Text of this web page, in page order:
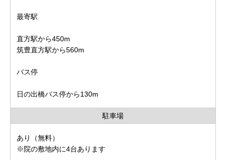
最寄駅
直方駅から450m
筑豊直方駅から560m
バス停
日の出橋バス停から130m
駐車場
あり（無料）
※院の敷地内に4台あります